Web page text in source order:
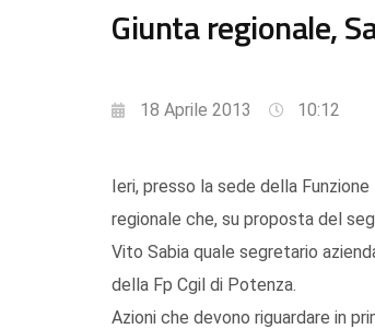
Giunta regionale,
18 Aprile 2013 10:12
Ieri, presso la sede della
regionale che, su proposta del
Vito Sabia quale segretario
della Fp Cgil di Potenza.
Azioni che devono riguardare in